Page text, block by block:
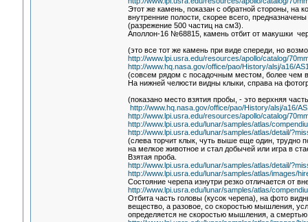
Этот же камень, показан с обратной стороны, на
внутренние полости, скорее всего,
(разрежение 500 частиц на см3).
Аполлон-16 №68815, камень отбит от макушки
(это все тот же камень при виде спереди, но
http://www.lpi.usra.edu/resources/apollo/catalog/
http://www.hq.nasa.gov/office/pao/History/alsj/a16/
(совсем рядом с посадочным местом, более чем
На нижней челюсти видны клыки, справа на
(показано место взятия пробы, - это верхняя
http://www.hq.nasa.gov/office/pao/History/alsj/a16/
http://www.lpi.usra.edu/resources/apollo/catalog/
http://www.lpi.usra.edu/lunar/samples/atlas/
http://www.lpi.usra.edu/lunar/samples/atlas/detail/
(слева торчит клык, чуть выше еще один, трудно
на мелкое животное и стал добычей или игра в
Взятая проба.
http://www.lpi.usra.edu/lunar/samples/atlas/detail/
http://www.lpi.usra.edu/lunar/samples/atlas/images/
Состояние черепа изнутри резко отличается от
http://www.lpi.usra.edu/lunar/samples/atlas/
Отбита часть головы (кусок черепа), на фото
вещество, а разовое, со скоростью мышления,
определяется не скоростью мышления, а смертью